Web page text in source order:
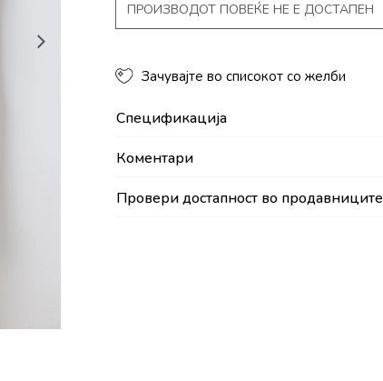
ПРОИЗВОДОТ ПОВЕЌЕ НЕ Е ДОСТАПЕН
Зачувајте во списокот со желби
Спецификација
Коментари
Провери достапност во продавниците